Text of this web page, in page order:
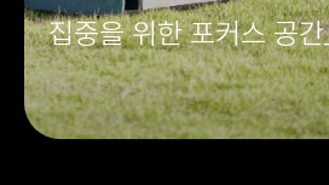
집중을 위한 포커스 공
스크린소파